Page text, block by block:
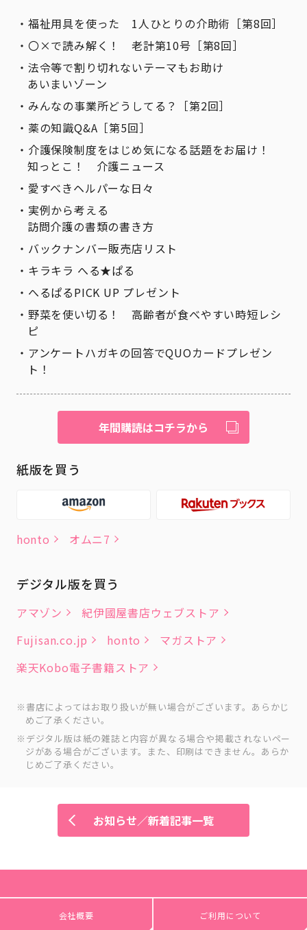
福祉用具を使った 1人ひとりの介助術［第8回］
〇×で読み解く！ 老計第10号［第8回］
法令等で割り切れないテーマもお助け
あいまいゾーン
みんなの事業所どうしてる？［第2回］
薬の知識Q&A［第5回］
介護保険制度をはじめ気になる話題をお届け！
知っとこ！ 介護ニュース
愛すべきヘルパーな日々
実例から考える
訪問介護の書類の書き方
バックナンバー販売店リスト
キラキラ へる★ぱる
へるぱるPICK UP プレゼント
野菜を使い切る！ 高齢者が食べやすい時短レシ
ピ
アンケートハガキの回答でQUOカードプレゼン
ト！
年間購読はコチラから
紙版を買う
honto オムニ7
デジタル版を買う
アマゾン
紀伊國屋書店ウェブストア
Fujisan.co.jp
honto
マガストア
楽天Kobo電子書籍ストア
書店によってはお取り扱いが無い場合がございます。あらかじ
めご了承ください。
デジタル版は紙の雑誌と内容が異なる場合や掲載されないペー
ジがある場合がございます。また、印刷はできません。あらか
じめご了承ください。
お知らせ／新着記事一覧
会社概要 ご利用について